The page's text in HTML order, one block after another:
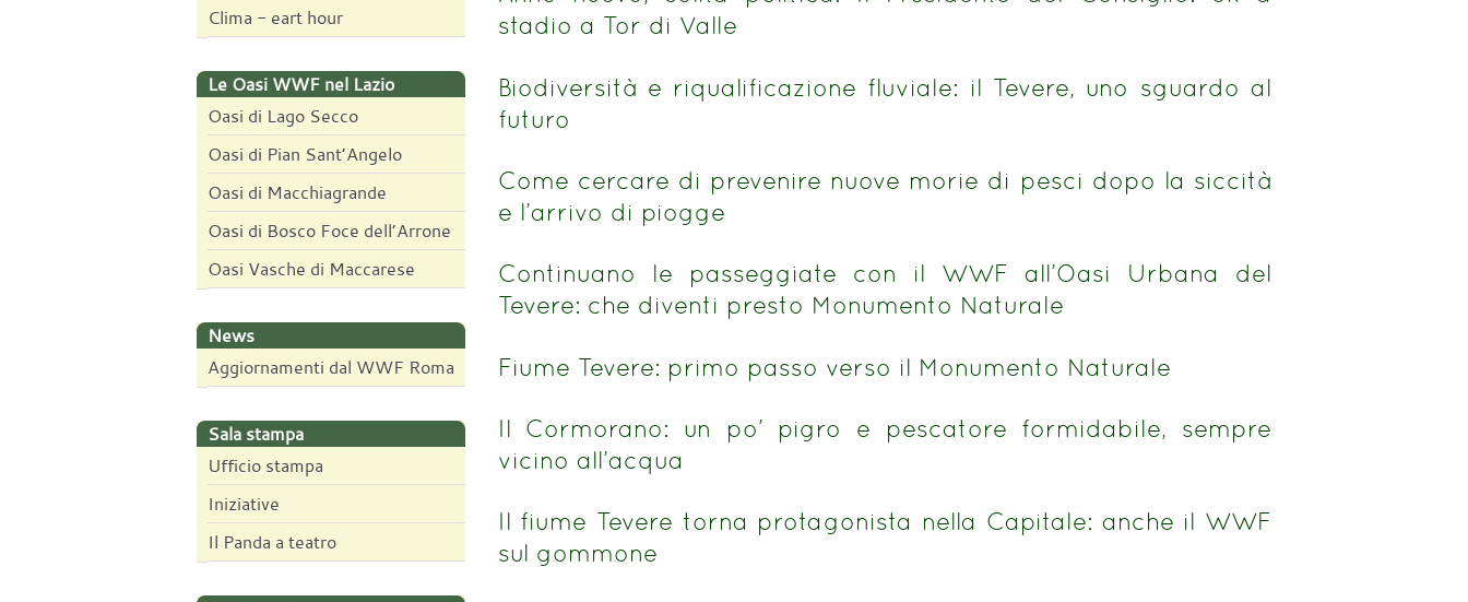
Clima - eart hour
Le Oasi WWF nel Lazio
Oasi di Lago Secco
Oasi di Pian Sant’Angelo
Oasi di Macchiagrande
Oasi di Bosco Foce dell’Arrone
Oasi Vasche di Maccarese
News
Aggiornamenti dal WWF Roma
Sala stampa
Ufficio stampa
Iniziative
Il Panda a teatro
stadio a Tor di Valle
Biodiversità e riqualificazione fluviale: il Tevere, uno sguardo al
futuro
Come cercare di prevenire nuove morie di pesci dopo la siccità
e l’arrivo di piogge
Continuano le passeggiate con il WWF all’Oasi Urbana del
Tevere: che diventi presto Monumento Naturale
Fiume Tevere: primo passo verso il Monumento Naturale
Il Cormorano: un po’ pigro e pescatore formidabile, sempre
vicino all’acqua
Il fiume Tevere torna protagonista nella Capitale: anche il WWF
sul gommone